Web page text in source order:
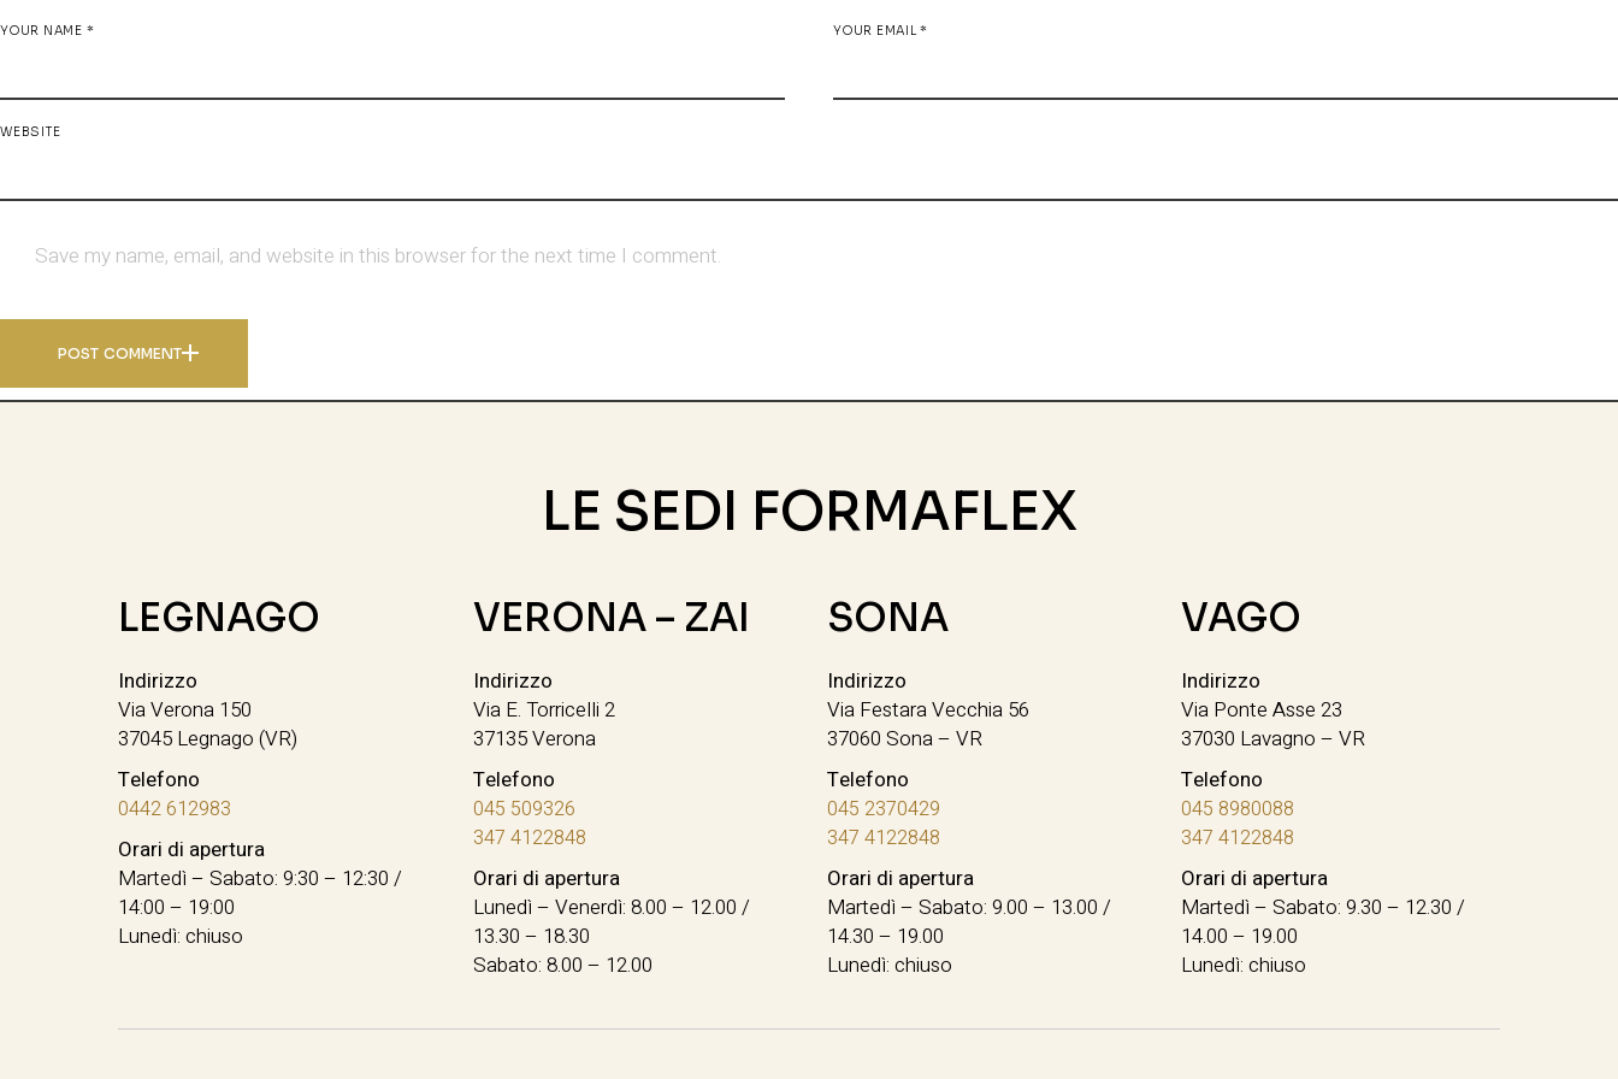
YOUR NAME * YOUR EMAIL *
WEBSITE
Save my name, email, and website in this browser for the next time I comment.
POST COMMENT
LE SEDI FORMAFLEX
LEGNAGO
Indirizzo
Via Verona 150
37045 Legnago (VR)
Telefono
0442 612983
Orari di apertura
Martedì – Sabato: 9:30 – 12:30 /
14:00 – 19:00
Lunedì: chiuso
VERONA – ZAI
Indirizzo
Via E. Torricelli 2
37135 Verona
Telefono
045 509326
347 4122848
Orari di apertura
Lunedì – Venerdì: 8.00 – 12.00 /
13.30 – 18.30
Sabato: 8.00 – 12.00
SONA
Indirizzo
Via Festara Vecchia 56
37060 Sona – VR
Telefono
045 2370429
347 4122848
Orari di apertura
Martedì – Sabato: 9.00 – 13.00 /
14.30 – 19.00
Lunedì: chiuso
VAGO
Indirizzo
Via Ponte Asse 23
37030 Lavagno – VR
Telefono
045 8980088
347 4122848
Orari di apertura
Martedì – Sabato: 9.30 – 12.30 /
14.00 – 19.00
Lunedì: chiuso